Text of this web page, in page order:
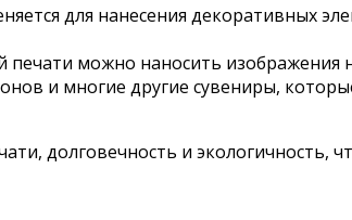
для нанесения декоративных
можно наносить изображения
и многие другие сувениры,
долговечность и